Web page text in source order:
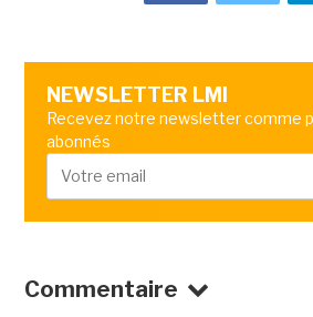
NEWSLETTER LMI
Recevez notre newsletter comme
abonnés
Commentaire